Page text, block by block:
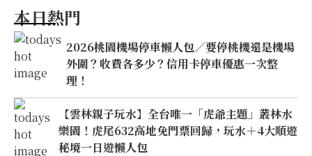
本日熱門
2026桃園機場停車懶人包／要停桃機還是機場
外圍？收費各多少？信用卡停車優惠一次整
理！
【雲林親子玩水】全台唯一「虎爺主題」叢林水
樂園！虎尾632高地免門票回歸，玩水＋4大順遊
秘境一日遊懶人包